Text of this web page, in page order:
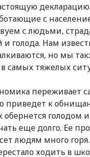
с
с людьми,
голода. Нам
но мы
самых тяжелых
переживает
приведет к
голодом
еще долго. Ее
людям много
ходить в